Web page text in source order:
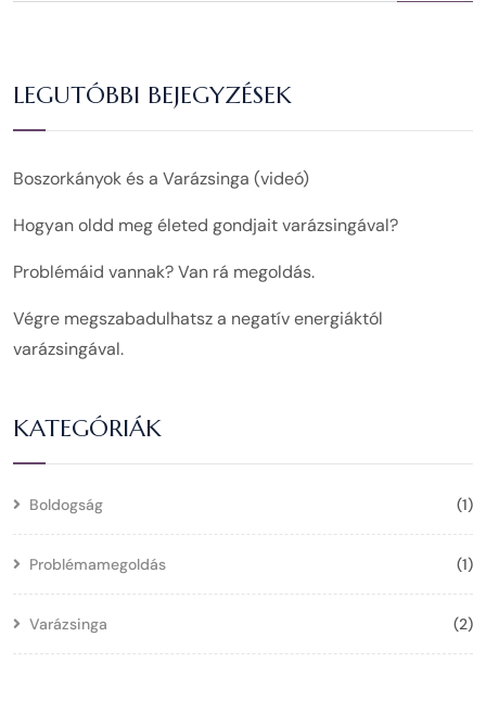
LEGUTÓBBI BEJEGYZÉSEK
Boszorkányok és a Varázsinga (videó)
Hogyan oldd meg életed gondjait varázsingával?
Problémáid vannak? Van rá megoldás.
Végre megszabadulhatsz a negatív energiáktól
varázsingával.
KATEGÓRIÁK
Boldogság (1)
Problémamegoldás (1)
Varázsinga (2)